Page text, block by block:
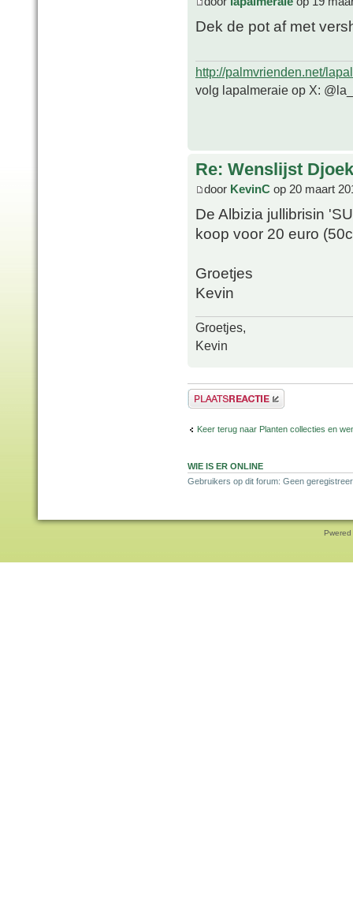
Dek de pot af met
http://palmvrienden.net/
volg lapalmeraie op X:
Re: Wenslijst
door KevinC op 20 maart
De Albizia jullibrisin
koop voor 20 euro
Groetjes
Kevin
Groetjes,
Kevin
Plaats een reactie
Keer terug naar Planten collecties en
WIE IS ER ONLINE
Gebruikers op dit forum: Geen